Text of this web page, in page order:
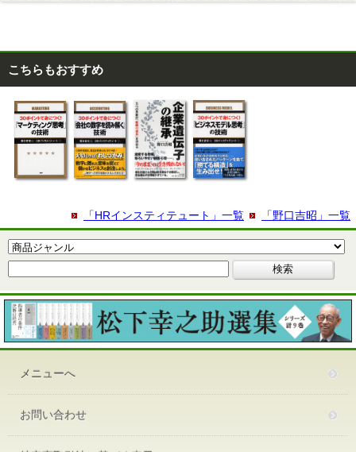
こちらもおすすめ
「野口吉昭」一覧
「HRインスティテュート」一覧
メニューへ
お問い合わせ